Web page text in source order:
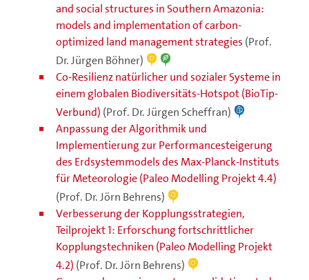
and social structures in Southern Amazonia:
models and implementation of carbon-
optimized land management strategies (Prof.
Dr. Jürgen Böhner)
Co-Resilienz natürlicher und sozialer Systeme in
einem globalen Biodiversitäts-Hotspot (BioTip-
Verbund) (Prof. Dr. Jürgen Scheffran)
Anpassung der Algorithmik und
Implementierung zur Performancesteigerung
des Erdsystemmodels des Max-Planck-Instituts
für Meteorologie (Paleo Modelling Projekt 4.4)
(Prof. Dr. Jörn Behrens)
Verbesserung der Kopplungsstrategien,
Teilprojekt 1: Erforschung fortschrittlicher
Kopplungstechniken (Paleo Modelling Projekt
4.2) (Prof. Dr. Jörn Behrens)